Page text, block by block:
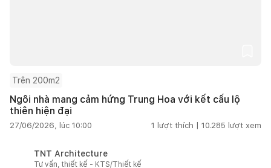
Trên 200m2
Ngôi nhà mang cảm hứng Trung Hoa với kết cấu lộ
thiên hiện đại
27/06/2026, lúc 10:00 1 lượt thích | 10.285 lượt xem
TNT Architecture
Tư vấn, thiết kế - KTS/Thiết kế